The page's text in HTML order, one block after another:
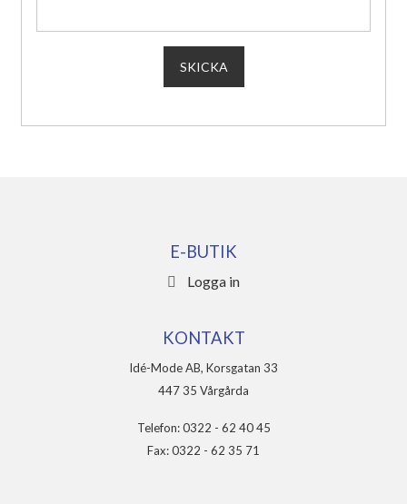
E-BUTIK
Logga in
KONTAKT
Idé-Mode AB, Korsgatan 33
447 35 Vårgårda
Telefon: 0322 - 62 40 45
Fax: 0322 - 62 35 71